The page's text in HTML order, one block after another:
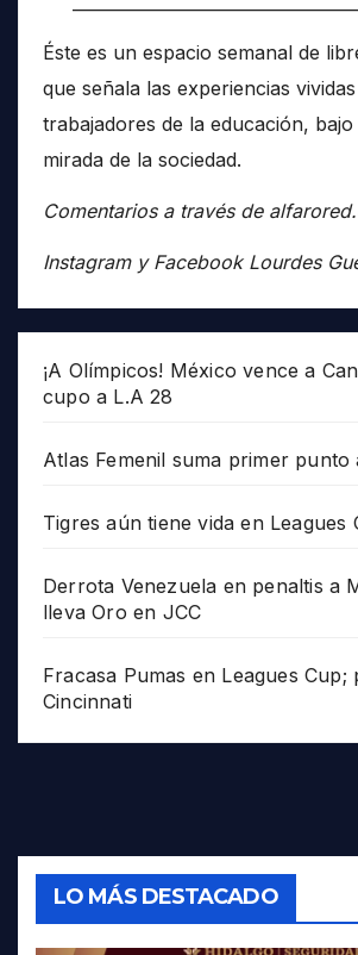
Éste es un espacio semanal de
que señala las experiencias
trabajadores de la educación, bajo
mirada de la sociedad.
Comentarios a través de
Instagram y Facebook Lourdes
¡A Olímpicos! México vence a
cupo a L.A 28
Atlas Femenil suma primer punto
Tigres aún tiene vida en Leagues
Derrota Venezuela en penaltis a
lleva Oro en JCC
Fracasa Pumas en Leagues Cup;
Cincinnati
LO MÁS DESTACADO